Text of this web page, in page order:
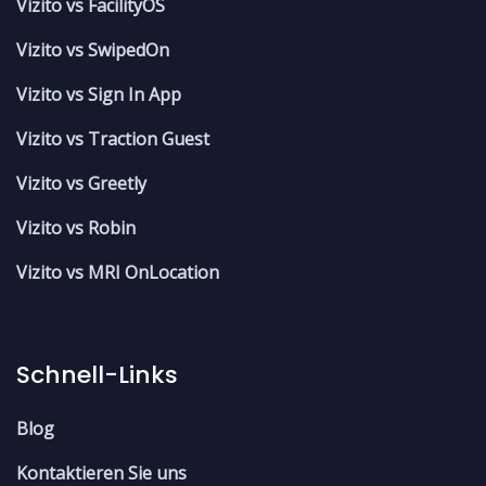
Vizito vs FacilityOS
Vizito vs SwipedOn
Vizito vs Sign In App
Vizito vs Traction Guest
Vizito vs Greetly
Vizito vs Robin
Vizito vs MRI OnLocation
Schnell-Links
Blog
Kontaktieren Sie uns